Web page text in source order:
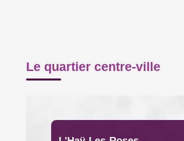
Le quartier centre-ville